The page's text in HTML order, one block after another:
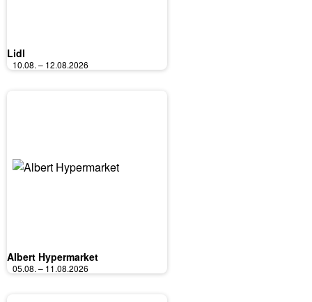
Lidl
10.08. – 12.08.2026
Albert Hypermarket
05.08. – 11.08.2026